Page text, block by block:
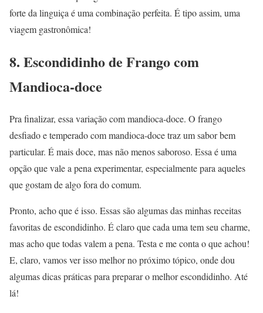
forte da linguiça é uma combinação perfeita. É tipo assim, uma
viagem gastronômica!
8. Escondidinho de Frango com
Mandioca-doce
Pra finalizar, essa variação com mandioca-doce. O frango
desfiado e temperado com mandioca-doce traz um sabor bem
particular. É mais doce, mas não menos saboroso. Essa é uma
opção que vale a pena experimentar, especialmente para aqueles
que gostam de algo fora do comum.
Pronto, acho que é isso. Essas são algumas das minhas receitas
favoritas de escondidinho. É claro que cada uma tem seu charme,
mas acho que todas valem a pena. Testa e me conta o que achou!
E, claro, vamos ver isso melhor no próximo tópico, onde dou
algumas dicas práticas para preparar o melhor escondidinho. Até
lá!